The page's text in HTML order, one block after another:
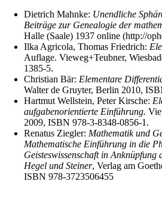
Dietrich Mahnke: Unendliche
Beiträge zur Genealogie der
Halle (Saale) 1937 online
Ilka Agricola, Thomas Friedrich:
Auflage. Vieweg+Teubner,
1385-5.
Christian Bär: Elementare
Walter de Gruyter, Berlin 2010,
Hartmut Wellstein, Peter Kirsche:
aufgabenorientierte Einführung.
2009, ISBN 978-3-8348-0856-1 .
Renatus Ziegler: Mathematik und
Mathematische Einführung in die
Geisteswissenschaft in Anknüpfung
Hegel und Steiner, Verlag am
ISBN 978-3723506455